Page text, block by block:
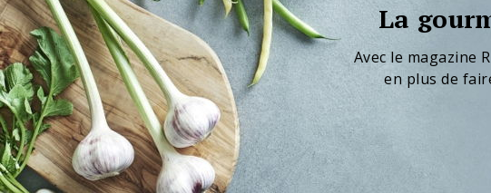
La
Avec le magazine
en plus de